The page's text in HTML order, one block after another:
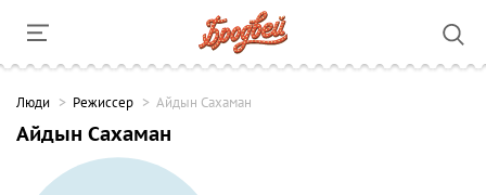
Люди Режиссер Айдын Сахаман
Айдын Сахаман